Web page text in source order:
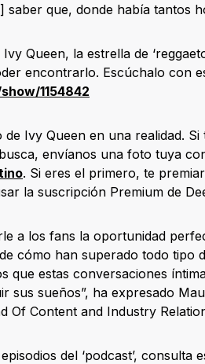
que, donde había tantos
Queen, la estrella de
encontrarlo. Escúchalo con
1154842
Ivy Queen en una realidad.
envíanos una foto tuya
. Si eres el primero, te
la suscripción Premium de
a los fans la oportunidad
cómo han superado todo tipo
que estas conversaciones
sus sueños”, ha expresado
Of Content and Industry
del ‘podcast’, consulta